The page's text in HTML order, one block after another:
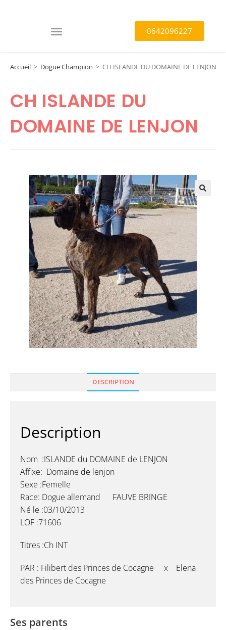
0642096227
Accueil > Dogue Champion > CH ISLANDE DU DOMAINE DE LENJON
CH ISLANDE DU
DOMAINE DE LENJON
DESCRIPTION
Description
Nom :ISLANDE du DOMAINE de LENJON
Affixe: Domaine de lenjon
Sexe :Femelle
Race: Dogue allemand FAUVE BRINGE
Né le :03/10/2013
LOF :71606
Titres :Ch INT
PAR : Filibert des Princes de Cocagne x Elena
des Princes de Cocagne
Ses parents